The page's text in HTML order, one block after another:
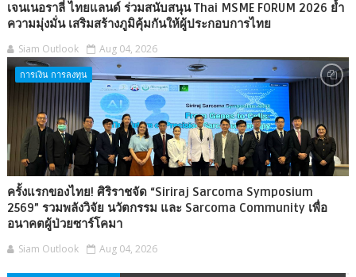
เจนเนอราลี่ ไทยแลนด์ ร่วมสนับสนุน Thai MSME FORUM 2026 ย้ำ
ความมุ่งมั่น เสริมสร้างภูมิคุ้มกันให้ผู้ประกอบการไทย
Siam Outlook Aug 04, 2026
การเงิน การลงทุน
ครั้งแรกของไทย! ศิริราชจัด “Siriraj Sarcoma Symposium
2569” รวมพลังวิจัย นวัตกรรม และ Sarcoma Community เพื่อ
อนาคตผู้ป่วยซาร์โคมา
Siam Outlook Aug 04, 2026